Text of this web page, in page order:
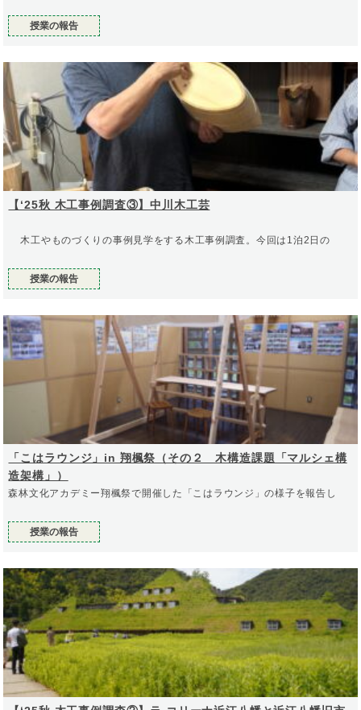
授業の報告
【‘25秋 木工事例調査③】中川木工芸
木工やものづくりの事例見学をする木工事例調査。今回は1泊2日の
授業の報告
「こはラウンジ」in 翔楓祭（その２ 木構造課題「マルシェ構
造架構」）
森林文化アカデミー翔楓祭で開催した「こはラウンジ」の様子を報告し
授業の報告